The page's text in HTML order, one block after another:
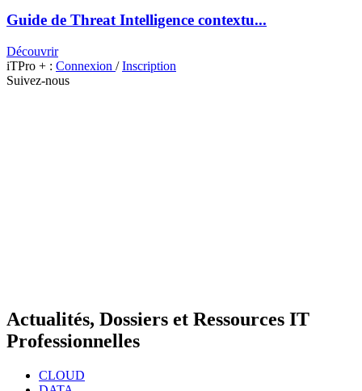
Guide de Threat Intelligence contextu...
Découvrir
iTPro + : Connexion /Inscription
Suivez-nous
Actualités, Dossiers et Ressources IT
Professionnelles
CLOUD